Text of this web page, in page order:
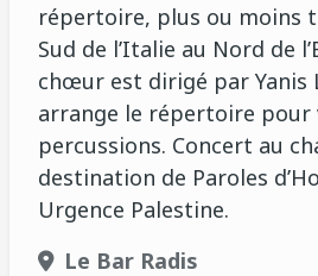
répertoire, plus ou moins
Sud de l’Italie au Nord de
chœur est dirigé par Yanis
arrange le répertoire pour
percussions. Concert au
destination de Paroles
Urgence Palestine.
Le Bar Radis